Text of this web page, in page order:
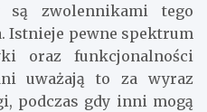
są zwolennikami tego
Istnieje pewne spektrum
oraz funkcjonalności
uważają to za wyraz
podczas gdy inni mogą